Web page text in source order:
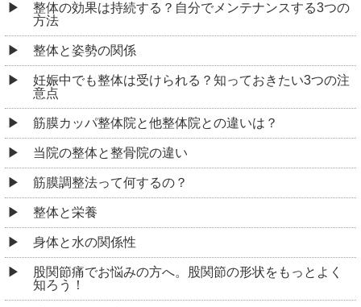
整体の効果は持続する？自分でメンテナンスする3つの
方法
整体と姿勢の関係
妊娠中でも整体は受けられる？知っておきたい3つの注
意点
筋膜カッパ整体院と他整体院との違いは？
当院の整体と整骨院の違い
筋膜調整法って何するの？
整体と栄養
身体と水の関係性
股関節痛でお悩みの方へ。股関節の形状をもっとよく
知ろう！